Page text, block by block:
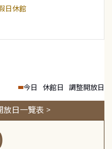
日休館
今日 休館日 調整開放日
放日一覽表 >